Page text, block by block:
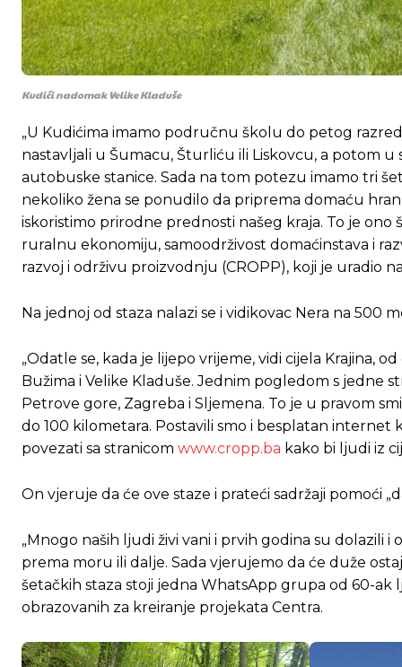
Kudići nadomak Velike Kladuše
„U Kudićima imamo područnu školu do petog
nastavljali u Šumacu, Šturliću ili Liskovcu, a potom
autobuske stanice. Sada na tom potezu imamo tri
nekoliko žena se ponudilo da priprema domaću
iskoristimo prirodne prednosti našeg kraja. To je
ruralnu ekonomiju, samoodrživost domaćinstava i
razvoj i održivu proizvodnju (CROPP), koji je uradio
Na jednoj od staza nalazi se i vidikovac Nera na 500
„Odatle se, kada je lijepo vrijeme, vidi cijela Krajina,
Bužima i Velike Kladuše. Jednim pogledom s jedne
Petrove gore, Zagreba i Sljemena. To je u pravom
do 100 kilometara. Postavili smo i besplatan internet
povezati sa stranicom www.cropp.ba kako bi ljudi iz
On vjeruje da će ove staze i prateći sadržaji pomoći
„Mnogo naših ljudi živi vani i prvih godina su dolazili
prema moru ili dalje. Sada vjerujemo da će duže
šetačkih staza stoji jedna WhatsApp grupa od 60-ak
obrazovanih za kreiranje projekata Centra.